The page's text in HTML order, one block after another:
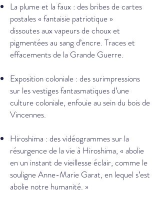
La plume et la faux : des bribes de cartes
postales « fantaisie patriotique »
dissoutes aux vapeurs de choux et
pigmentées au sang d’encre. Traces et
effacements de la Grande Guerre.
Exposition coloniale : des surimpressions
sur les vestiges fantasmatiques d’une
culture coloniale, enfouie au sein du bois de
Vincennes.
Hiroshima : des vidéogrammes sur la
résurgence de la vie à Hiroshima, « abolie
en un instant de vieillesse éclair, comme le
souligne Anne-Marie Garat, en lequel s’est
abolie notre humanité. »